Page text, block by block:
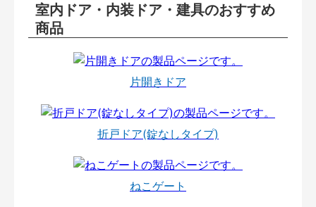
室内ドア・内装ドア・建具のおすすめ
商品
片開きドア
折戸ドア(錠なしタイプ)
ねこゲート